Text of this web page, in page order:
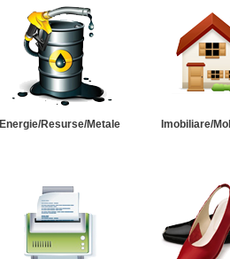
Energie/Resurse/Metale Imobiliare/